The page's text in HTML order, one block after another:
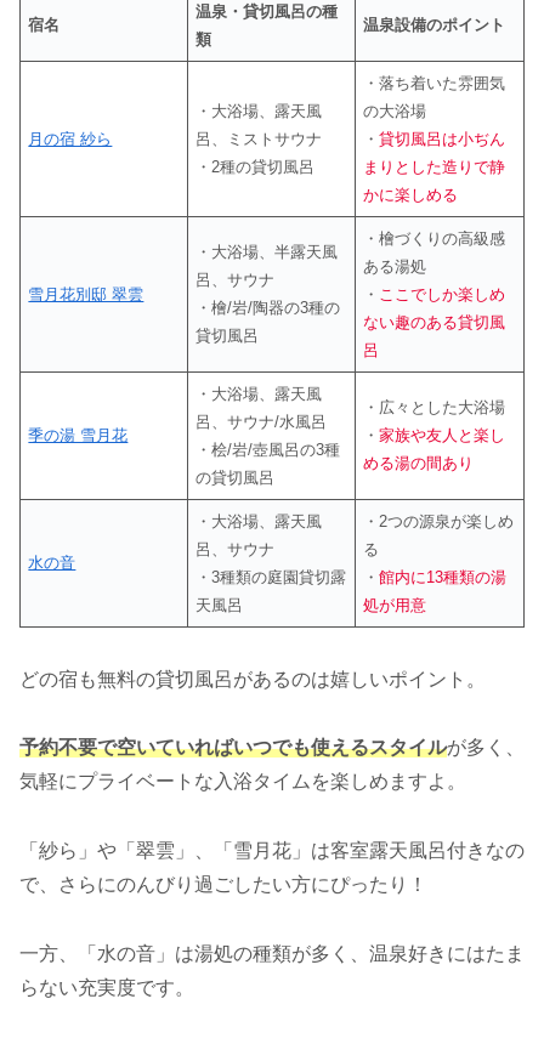
宿名
温泉・貸切風呂の種
類
温泉設備のポイント
月の宿 紗ら
・大浴場、露天風
呂、ミストサウナ
・2種の貸切風呂
・落ち着いた雰囲気
の大浴場
・貸切風呂は小ぢん
まりとした造りで静
かに楽しめる
雪月花別邸 翠雲
・大浴場、半露天風
呂、サウナ
・檜/岩/陶器の3種の
貸切風呂
・檜づくりの高級感
ある湯処
・ ここでしか楽しめ
ない趣のある貸切風
呂
季の湯 雪月花
・大浴場、露天風
呂、サウナ/水風呂
・桧/岩/壺風呂の3種
の貸切風呂
・広々とした大浴場
・家族や友人と楽し
める湯の間あり
水の音
・大浴場、露天風
呂、サウナ
・3種類の庭園貸切露
天風呂
・2つの源泉が楽しめ
る
・館内に13種類の湯
処が用意
どの宿も無料の貸切風呂があるのは嬉しいポイント。
予約不要で空いていればいつでも使えるスタイルが多く、
気軽にプライベートな入浴タイムを楽しめますよ。
「紗ら」や「翠雲」、「雪月花」は客室露天風呂付きなの
で、さらにのんびり過ごしたい方にぴったり！
一方、「水の音」は湯処の種類が多く、温泉好きにはたま
らない充実度です。